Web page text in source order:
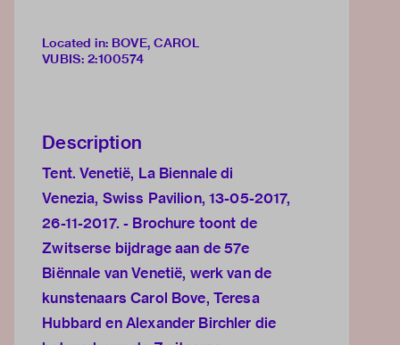
Located in: BOVE, CAROL
VUBIS: 2:100574
Description
Tent. Venetië, La Biennale di
Venezia, Swiss Pavilion, 13-05-2017,
26-11-2017. - Brochure toont de
Zwitserse bijdrage aan de 57e
Biënnale van Venetië, werk van de
kunstenaars Carol Bove, Teresa
Hubbard en Alexander Birchler die